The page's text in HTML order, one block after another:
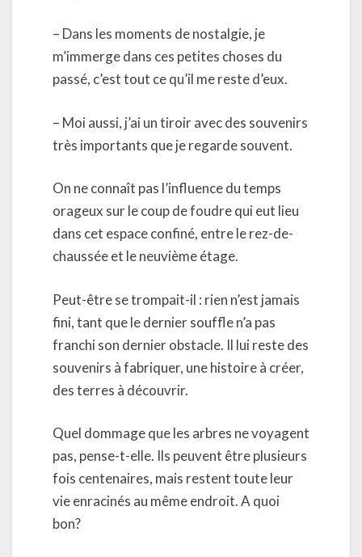
– Dans les moments de nostalgie, je
m’immerge dans ces petites choses du
passé, c’est tout ce qu’il me reste d’eux.
– Moi aussi, j’ai un tiroir avec des souvenirs
très importants que je regarde souvent.
On ne connaît pas l’influence du temps
orageux sur le coup de foudre qui eut lieu
dans cet espace confiné, entre le rez-de-
chaussée et le neuvième étage.
Peut-être se trompait-il : rien n’est jamais
fini, tant que le dernier souffle n’a pas
franchi son dernier obstacle. Il lui reste des
souvenirs à fabriquer, une histoire à créer,
des terres à découvrir.
Quel dommage que les arbres ne voyagent
pas, pense-t-elle. Ils peuvent être plusieurs
fois centenaires, mais restent toute leur
vie enracinés au même endroit. A quoi
bon?